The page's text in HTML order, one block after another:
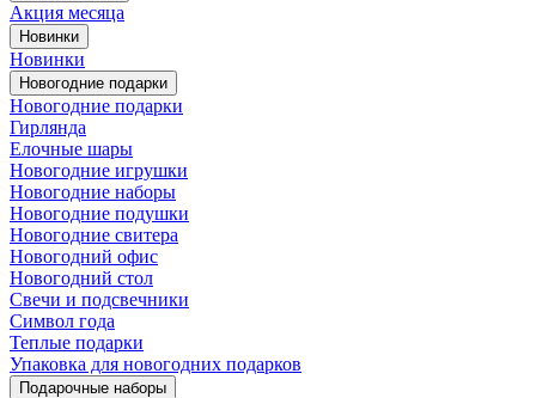
Акция месяца
Новинки
Новинки
Новогодние подарки
Новогодние подарки
Гирлянда
Елочные шары
Новогодние игрушки
Новогодние наборы
Новогодние подушки
Новогодние свитера
Новогодний офис
Новогодний стол
Свечи и подсвечники
Символ года
Теплые подарки
Упаковка для новогодних подарков
Подарочные наборы